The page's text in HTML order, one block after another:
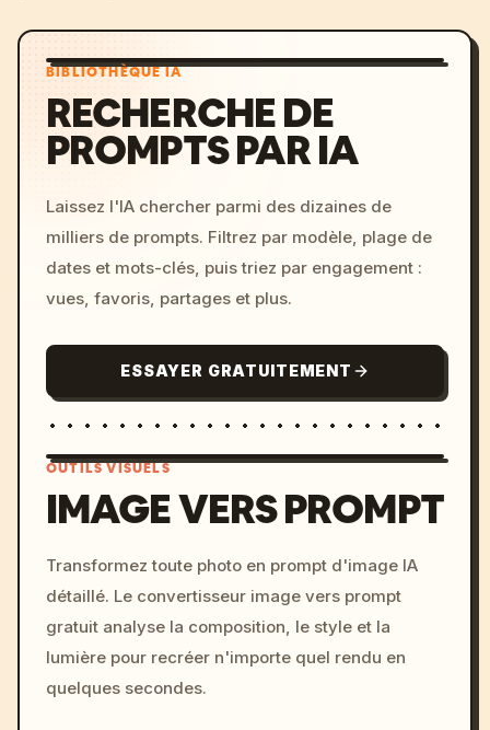
BIBLIOTHÈQUE IA
RECHERCHE DE
PROMPTS PAR IA
Laissez l'IA chercher parmi des dizaines de
milliers de prompts. Filtrez par modèle, plage de
dates et mots-clés, puis triez par engagement :
vues, favoris, partages et plus.
ESSAYER GRATUITEMENT
c, cyberpunk sunset, neon
colors, 8k --v 6.0
OUTILS VISUELS
IMAGE VERS PROMPT
Transformez toute photo en prompt d'image IA
détaillé. Le convertisseur image vers prompt
gratuit analyse la composition, le style et la
lumière pour recréer n'importe quel rendu en
quelques secondes.